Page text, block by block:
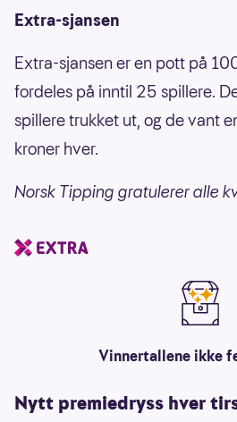
Extra-sjansen
Extra-sjansen er en pott på
fordeles på inntil 25 spillere.
spillere trukket ut, og de vant
kroner hver.
Norsk Tipping gratulerer alle
Vinnertallene ikke
Nytt premiedryss hver